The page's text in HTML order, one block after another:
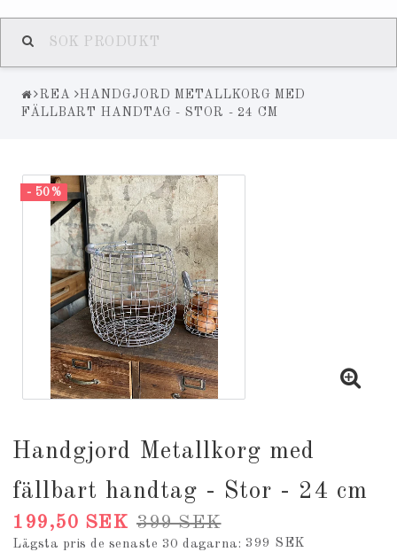
REA
HANDGJORD METALLKORG MED
FÄLLBART HANDTAG - STOR - 24 CM
- 50%
Handgjord Metallkorg med
fällbart handtag - Stor - 24 cm
399 SEK
199,50 SEK
Lägsta pris de senaste 30 dagarna 399 SEK